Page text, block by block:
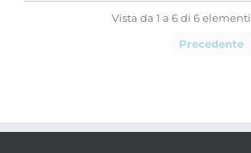
Vista da 1 a 6 di 6 elementi
Precedente